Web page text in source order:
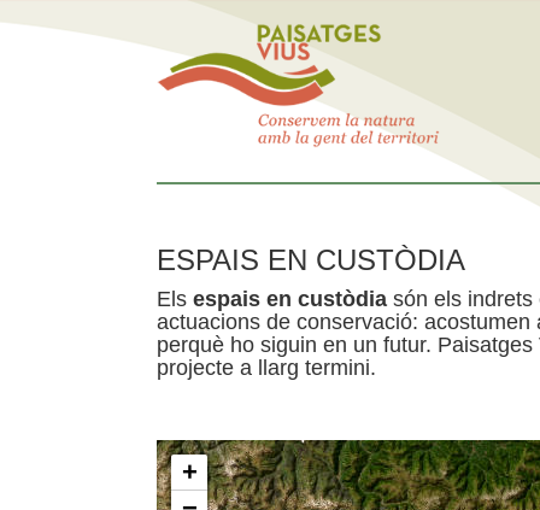
ESPAIS EN CUSTÒDIA
Els espais en custòdia són els indrets
actuacions de conservació:
perquè ho siguin en un futur.
projecte a llarg termini.
+